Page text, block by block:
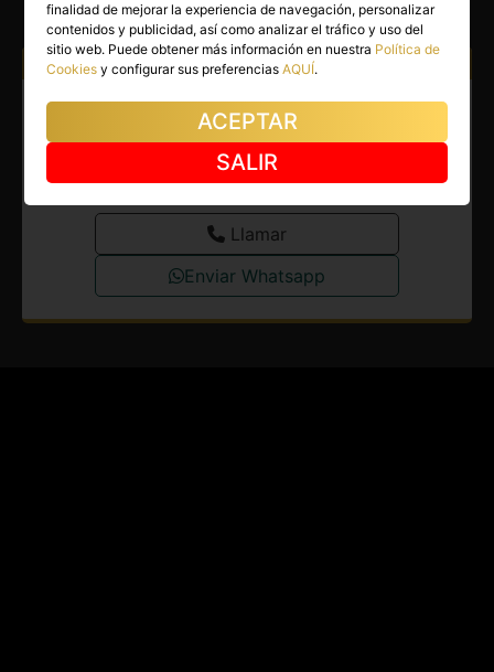
(6)
Atiendo a: Hombres
Escort en Aranjuez.
Colombiana muy guapa para
gente VIP.
Llamar
Enviar Whatsapp
finalidad de mejorar la experiencia de navegación, personalizar
contenidos y publicidad, así como analizar el tráfico y uso del
sitio web. Puede obtener más información en nuestra Política de
Cookies y configurar sus preferenciasAQUÍ.
ACEPTAR
SALIR